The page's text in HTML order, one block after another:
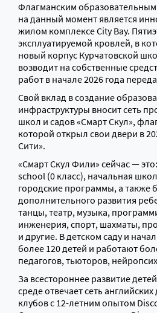
Флагманским
на данный момент является
жилом комплексе City Bay.
эксплуатируемой кровлей, в
новый корпус Курчатовской
возводит на собственные
работ в начале 2026 года
Свой вклад в создание
инфраструктуры вносит сеть
школ и садов «Смарт Скул»,
которой открыл свои двери в
Сити».
«Смарт Скул Фили» сейчас —
school (0 класс), начальная
городские программы, а также
дополнительного развития
танцы, театр, музыка,
инженерия, спорт, шахматы,
и другие. В детском саду и
более 120 детей и работают
педагогов, тьюторов,
За всестороннее развитие
среде отвечает сеть английских
клубов с 12-летним опытом